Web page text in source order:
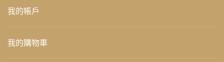
我的帳戶
我的購物車